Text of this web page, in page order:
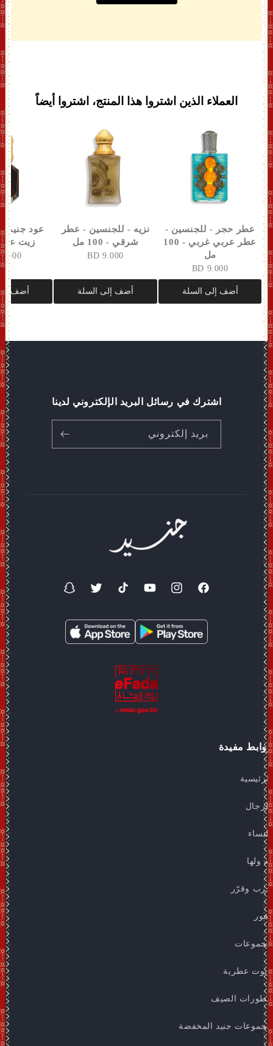
العملاء الذين اشتروا هذا المنتج، اشتروا أيضاً
عطر حجر - للجنسين -
عطر عربي غربي - 100
مل
9.000 BD
أضف إلى السلة
نزيه - للجنسين - عطر
شرقي - 100 مل
9.000 BD
أضف إلى السلة
عود جنيد
زيت عربي
BD
أضف
اشترك في رسائل البريد الإلكتروني لدينا
بريد إلكتروني
فيسبوكانستغرامموقع
تيك
تويتر
سناب
روابط مفيدة
الرئيسية
للرجال
للنساء
له ولها
جرب وقرّر
بخور
مجموعات
زيوت عطرية
عطورات الصيف
مجموعات جنيد المخفضة